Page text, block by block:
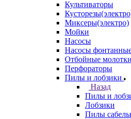
Культиваторы
Миксеры(электро)
Мойки
Насосы
Насосы
Отбойные молотки
Перфораторы
Пилы и лобзики
Назад
Пилы и
Лобзики
Пилы